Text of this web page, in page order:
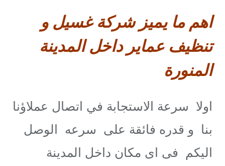
اهم ما يميز شركة غسيل و
تنظيف عماير داخل المدينة
المنورة
اولا سرعة الاستجابة في اتصال عملاؤنا
بنا و قدره فائقة على سرعه الوصل
اليكم فى اى مكان داخل المدينة